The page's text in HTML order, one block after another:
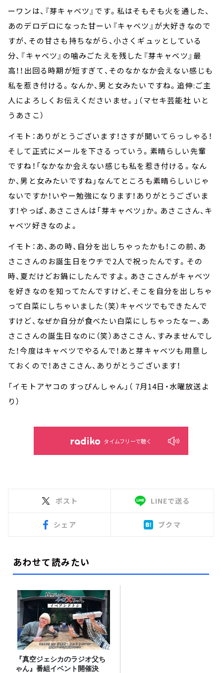
ーワンは、『芽キャベツ』です。私はそもそも火を通した、
あのデロデロになった甘ーい『キャベツ』が大好きなので
すが、その甘さも持ちながら、小さくギュッとしている
分、『キャベツ』の噛みごたえを残した『芽キャベツ』最
高！！出回る時期が短すぎて、そのなかなか会えない感じも
私を惹き付ける。なんか、男と女みたいですね。追伸:ご主
人によろしくお伝えくださいませ。」（マセキ芸能社 いと
うあさこ）
イモト：ありがとうございます！さすが聞いてらっしゃる！
そして正式にメールを下さるっていう。素晴らしい先輩
ですね！「なかなか会えない感じも私を惹き付ける。なん
か、男と女みたいですね」なんてところも素晴らしいじゃ
ないですか！いやー勉強になります！ありがとうございま
す！やっぱ、あさこさんは「芽キャベツ」か。あさこさん、キ
ャベツ好きなのよ。
イモト：あ、あの時、自分を出しちゃったかも！この前、あ
さこさんのお誕生日をウチで2人で祝ったんです。その
時、夏だけどお鍋にしたんですよ。あさこさんがキャベツ
を好きなのを知ってたんですけど、そこを自分を出しちゃ
って白菜にしちゃいました（笑）キャベツでもできたんで
すけど、なぜか自分が食べたい白菜にしちゃったなー、あ
さこさんの誕生日なのに（笑）あさこさん、すみませんでし
た！今度はキャベツでやるんで！あと芽キャベツも用意し
ておくので！あさこさん、ありがとうございます！
「イモトアヤコのすっぴんしゃん」（ 7月14日・水曜放送よ
り）
タイムフリーで聴く
ポスト LINEで送る
シェア ブクマ
あわせて読みたい
『真空ジェシカのラジオ父ち
ゃん』番組イベント開催決